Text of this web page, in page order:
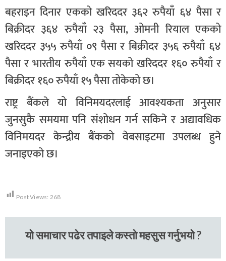
बहराइन दिनार एकको खरिददर ३६२ रुपैयाँ ६४ पैसा र
बिक्रीदर ३६४ रुपैयाँ २३ पैसा, ओमनी रियाल एकको
खरिददर ३५५ रुपैयाँ ०९ पैसा र बिक्रीदर ३५६ रुपैयाँ ६४
पैसा र भारतीय रुपैयाँ एक सयको खरिददर १६० रुपैयाँ र
बिक्रीदर १६० रुपैयाँ १५ पैसा तोकेको छ।
राष्ट्र बैंकले यो विनिमयदरलाई आवश्यकता अनुसार
जुनसुकै समयमा पनि संशोधन गर्न सकिने र अद्यावधिक
विनिमयदर केन्द्रीय बैंकको वेबसाइटमा उपलब्ध हुने
जनाइएको छ।
Post Views: 268
यो समाचार पढेर तपाइले कस्तो महसुस गर्नुभयो ?